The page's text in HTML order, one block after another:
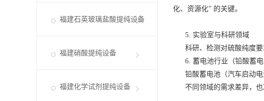
福建石英玻璃盐酸提纯设备
福建硝酸提纯设备
福建化学试剂提纯设备
化、资源化” 的关键。
5. 实验室与科研领域
科研、检测对硫酸纯度要
6. 蓄电池行业（铅酸蓄电
铅酸蓄电池（汽车启动电
不同领域的需求差异，也